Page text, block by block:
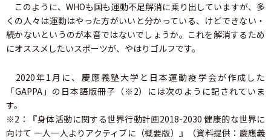
このように、WHOも国も運動不足解消に乗り出していますが、多
くの人々は運動はやった方がいいと分かっている、けどできない・
続かないというのが本音ではないでしょうか。これを解消するため
にオススメしたいスポーツが、やはりゴルフです。
2020年1月に、慶應義塾大学と日本運動疫学会が作成した
「GAPPA」の日本語版冊子（※2）には次のように記されていま
す。
※2：『身体活動に関する世界行動計画2018-2030 健康的な世界に
向けて 一人一人よりアクティブに（概要版）』（資料提供：慶應義